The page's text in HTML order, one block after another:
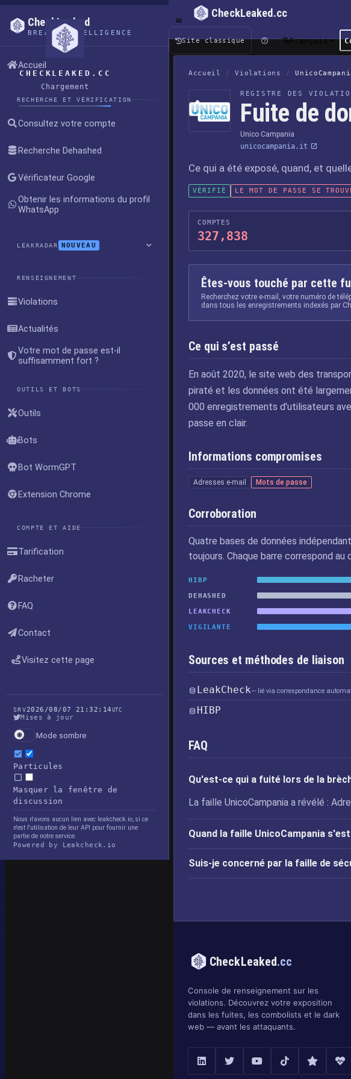
CHECKLEAKED.CC
Chargement
CheckLeaked
BREACH INTELLIGENCE
Accueil
RECHERCHE ET VÉRIFICATION
Consultez votre compte
Recherche Dehashed
Vérificateur Google
Obtenir les informations du profil
WhatsApp
LEAKRADAR NOUVEAU
RENSEIGNEMENT
Violations
Actualités
Votre mot de passe est-il
suffisamment fort ?
OUTILS ET BOTS
Outils
Bots
Bot WormGPT
Extension Chrome
COMPTE ET AIDE
Tarification
Racheter
FAQ
Contact
Visitez cette page
SRV2026/08/07 21:32:14UTC
Mises à jour
Mode sombre
Particules
Masquer la fenêtre de
discussion
Nous n'avons aucun lien avec leakcheck.io, si ce
n'est l'utilisation de leur API pour fournir une
partie de notre service.
Powered by Leakcheck.io
CheckLeaked.cc
Site classique Français
Accueil / Violations /
REGISTRE DES
Fuite de
Unico Campania
unicocampania.it
Ce qui a été exposé, quand, et
VÉRIFIÉ LE MOT DE PASSE SE
COMPTES
327,838
Êtes-vous touché par cette
Recherchez votre e-mail, votre numéro de
dans tous les enregistrements indexés par
Ce qui s’est passé
En août 2020, le site web des
piraté et les données ont été
000 enregistrements d'utilisateurs
passe en clair.
Informations compromises
Adresses e-mail Mots de passe
Corroboration
Quatre bases de données
toujours. Chaque barre correspond au
HIBP
DEHASHED
LEAKCHECK
VIGILANTE
Sources et méthodes de liaison
LeakCheck— lié via correspondance
HIBP
FAQ
Qu'est-ce qui a fuité lors de la
La faille UnicoCampania a révélé :
Quand la faille UnicoCampania
Suis-je concerné par la faille de
CheckLeaked.cc
Console de renseignement sur les
violations. Découvrez votre exposition
dans les fuites, les combolists et le dark
web — avant les attaquants.